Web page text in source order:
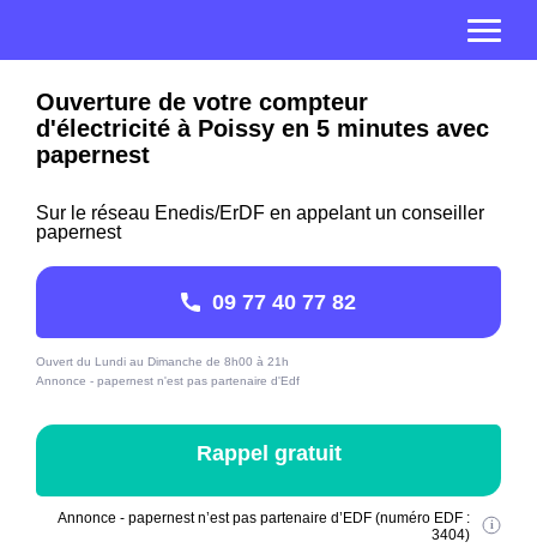
Ouverture de votre compteur
d'électricité à Poissy en 5 minutes avec
papernest
Sur le réseau Enedis/ErDF en appelant un conseiller
papernest
09 77 40 77 82
Ouvert du Lundi au Dimanche de 8h00 à 21h
Annonce - papernest n'est pas partenaire d'Edf
Rappel gratuit
Annonce - papernest n’est pas partenaire d’EDF (numéro EDF :
3404)